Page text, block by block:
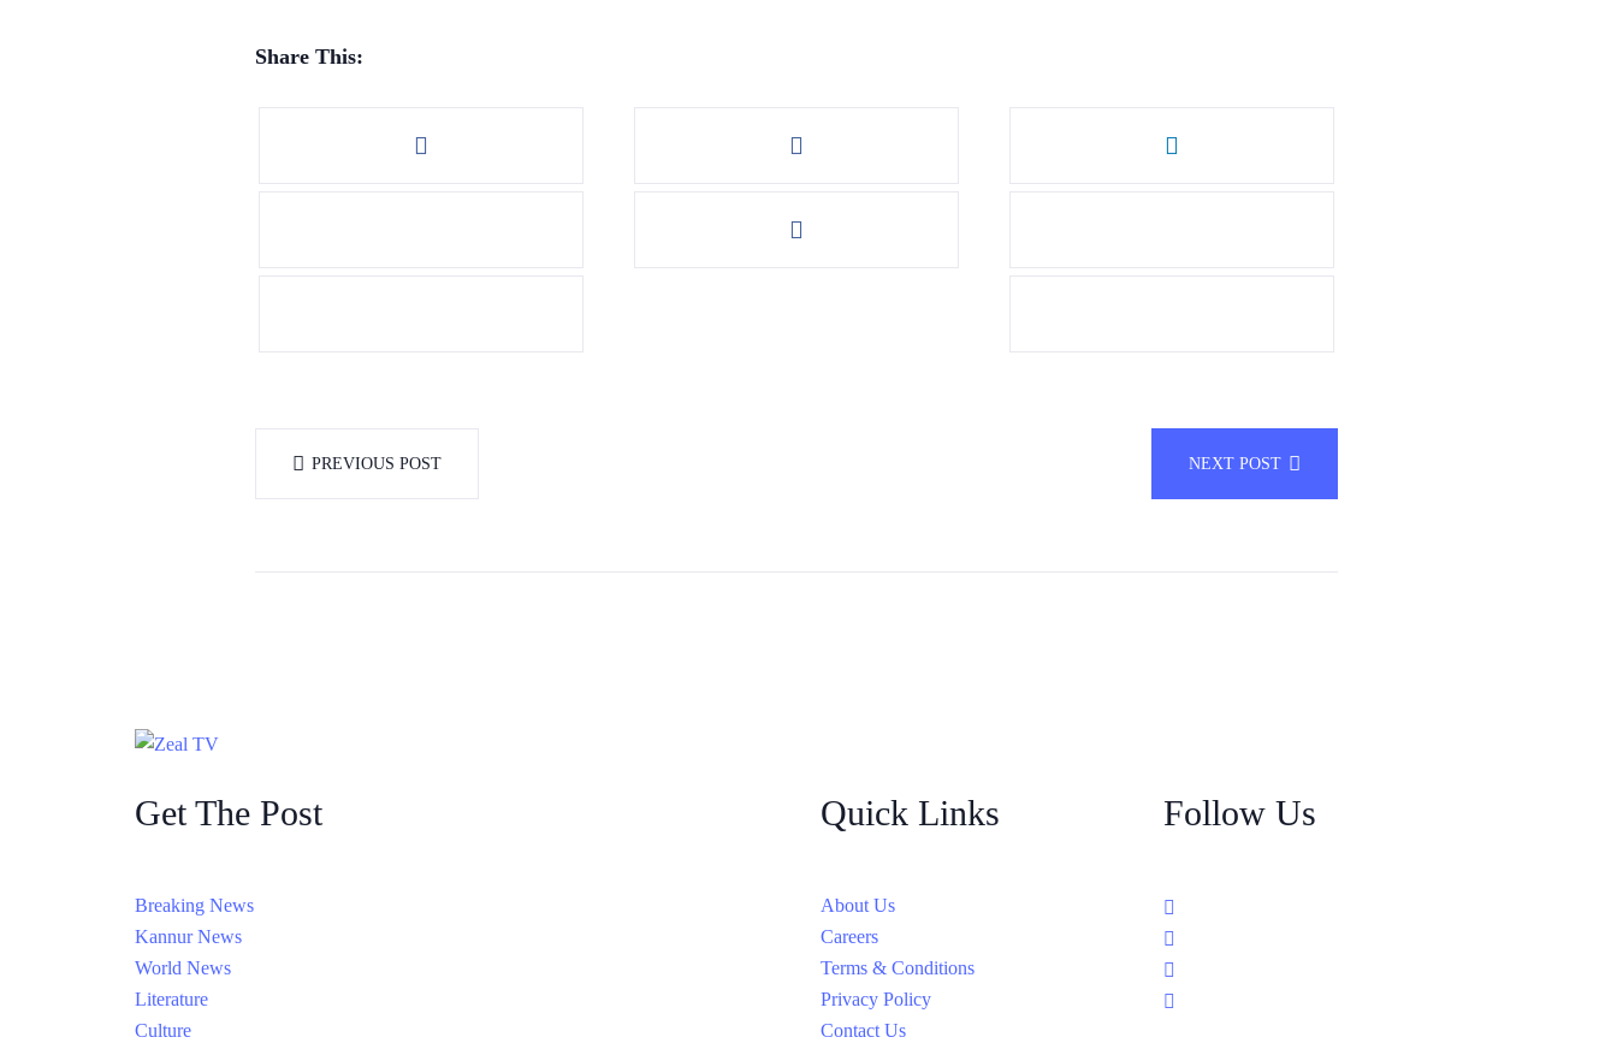
Share This:
PREVIOUS POST NEXT POST
Get The Post
Breaking News
Kannur News
World News
Literature
Culture
Quick Links
About Us
Careers
Terms & Conditions
Privacy Policy
Contact Us
Follow Us